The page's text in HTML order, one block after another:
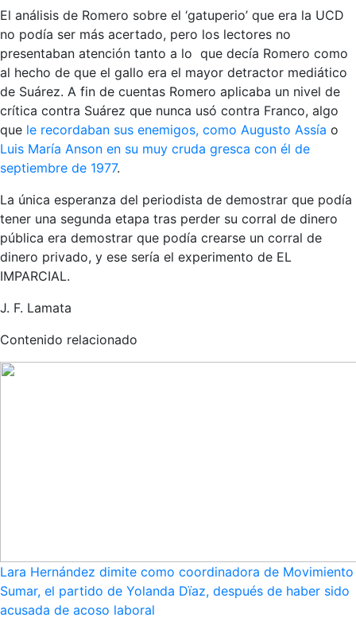
El análisis de Romero sobre el ‘gatuperio’ que era la UCD
no podía ser más acertado, pero los lectores no
presentaban atención tanto a lo que decía Romero como
al hecho de que el gallo era el mayor detractor mediático
de Suárez. A fin de cuentas Romero aplicaba un nivel de
crítica contra Suárez que nunca usó contra Franco, algo
que le recordaban sus enemigos, como Augusto Assía o
Luis María Anson en su muy cruda gresca con él de
septiembre de 1977.
La única esperanza del periodista de demostrar que podía
tener una segunda etapa tras perder su corral de dinero
pública era demostrar que podía crearse un corral de
dinero privado, y ese sería el experimento de EL
IMPARCIAL.
J. F. Lamata
Contenido relacionado
Lara Hernández dimite como coordinadora de Movimiento
Sumar, el partido de Yolanda Dïaz, después de haber sido
acusada de acoso laboral